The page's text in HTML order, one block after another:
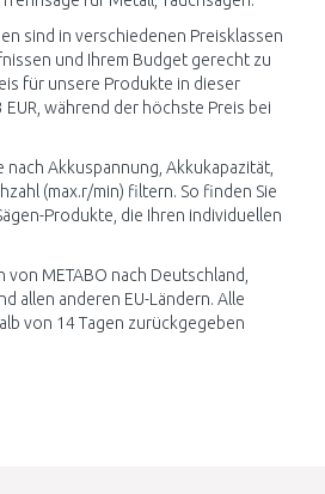
sind in verschiedenen Preisklassen
und Ihrem Budget gerecht zu
für unsere Produkte in dieser
während der höchste Preis bei
Akkuspannung, Akkukapazität,
(max.r/min) filtern. So finden Sie
Produkte, die Ihren individuellen
METABO nach Deutschland,
allen anderen EU-Ländern. Alle
von 14 Tagen zurückgegeben